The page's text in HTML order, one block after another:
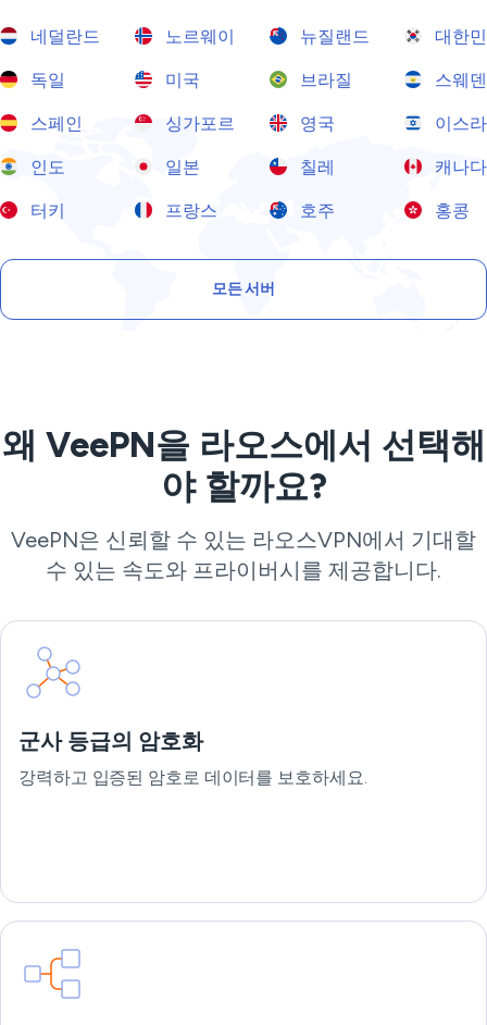
네덜란드 노르웨이 뉴질랜드 대한
독일 미국 브라질 스웨덴
스페인 싱가포르 영국 이스
인도 일본 칠레 캐나다
터키 프랑스 호주 홍콩
모든 서버
왜 VeePN을 라오스에서 선택해
야 할까요?
VeePN은 신뢰할 수 있는 라오스VPN에서 기대할
수 있는 속도와 프라이버시를 제공합니다.
군사 등급의 암호화
강력하고 입증된 암호로 데이터를 보호하세요.